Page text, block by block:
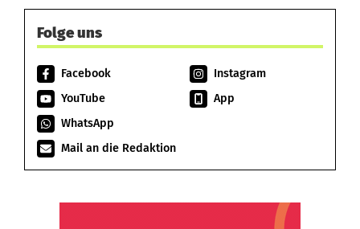
Folge uns
Facebook
Instagram
YouTube
App
WhatsApp
Mail an die Redaktion